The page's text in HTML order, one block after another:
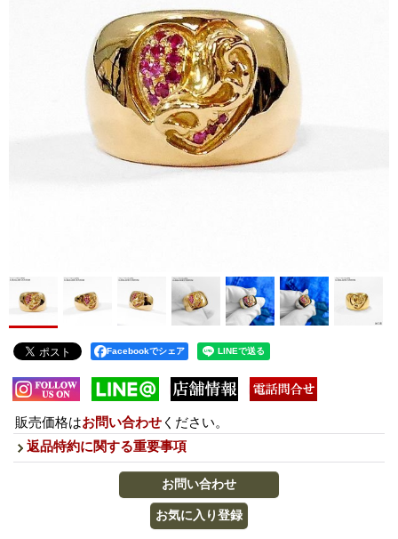
Facebookでシェア
販売価格はお問い合わせ ください。
返品特約に関する重要事項